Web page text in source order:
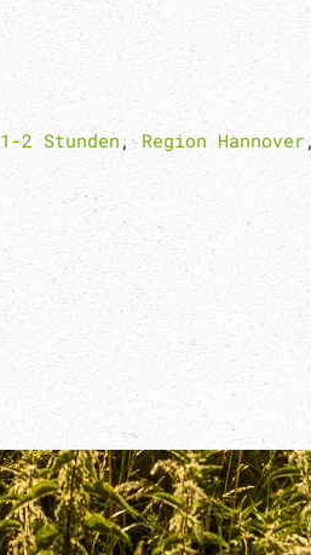
1-2 Stunden, Region Hannover